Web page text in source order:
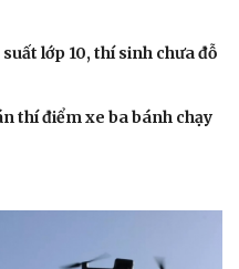
lớp 10, thí sinh chưa đỗ
thí điểm xe ba bánh chạy